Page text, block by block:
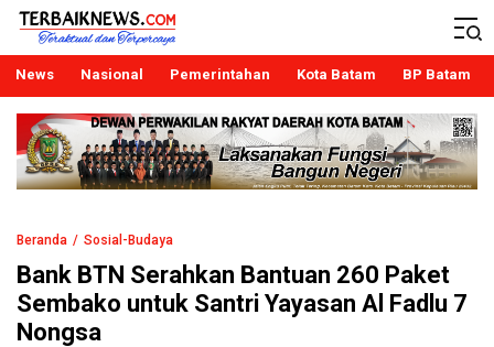
Terbaiknews
Teraktual dan Terpercaya
News Nasional Pemerintahan Kota Batam BP Batam
Beranda Sosial-Budaya
Bank BTN Serahkan Bantuan 260 Paket
Sembako untuk Santri Yayasan Al Fadlu 7
Nongsa